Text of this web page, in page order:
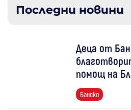
Последни новини
Деца от
помощ на
Банско